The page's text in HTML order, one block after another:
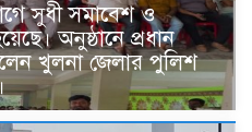
সুধী সমাবেশ ও
অনুষ্ঠানে প্রধান
খুলনা জেলার পুলিশ